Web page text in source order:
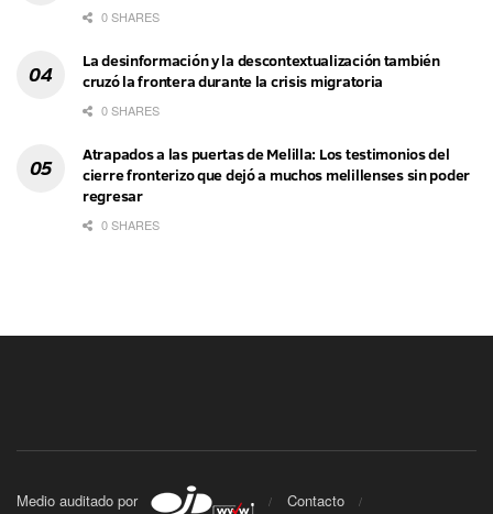
0 SHARES
La desinformación y la descontextualización también
cruzó la frontera durante la crisis migratoria
0 SHARES
Atrapados a las puertas de Melilla: Los testimonios del
cierre fronterizo que dejó a muchos melillenses sin poder
regresar
0 SHARES
Medio auditado por
Contacto